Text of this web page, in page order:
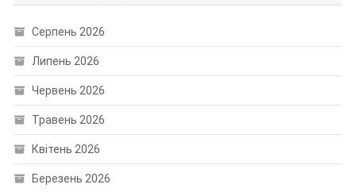
Серпень 2026
Липень 2026
Червень 2026
Травень 2026
Квітень 2026
Березень 2026